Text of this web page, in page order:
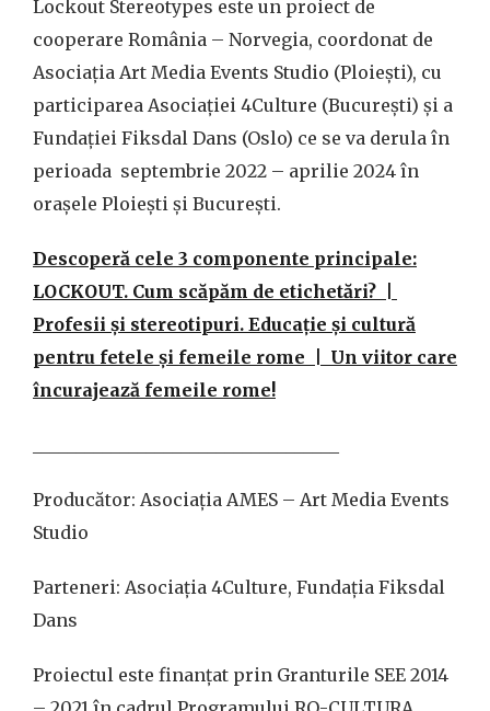
Lockout Stereotypes este un proiect de
cooperare România – Norvegia, coordonat de
Asociația Art Media Events Studio (Ploiești), cu
participarea Asociației 4Culture (București) și a
Fundației Fiksdal Dans (Oslo) ce se va derula în
perioada septembrie 2022 – aprilie 2024 în
orașele Ploiești și București.
Descoperă cele 3 componente principale:
LOCKOUT. Cum scăpăm de etichetări? |
Profesii și stereotipuri. Educație și cultură
pentru fetele și femeile rome | Un viitor care
încurajează femeile rome!
Producător: Asociația AMES – Art Media Events
Studio
Parteneri: Asociația 4Culture, Fundația Fiksdal
Dans
Proiectul este finanțat prin Granturile SEE 2014